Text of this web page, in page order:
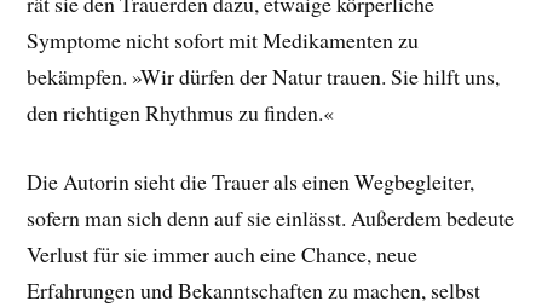
Symptome nicht sofort mit Medikamenten zu
bekämpfen. »Wir dürfen der Natur trauen. Sie hilft uns,
den richtigen Rhythmus zu finden.«
Die Autorin sieht die Trauer als einen Wegbegleiter,
sofern man sich denn auf sie einlässt. Außerdem bedeute
Verlust für sie immer auch eine Chance, neue
Erfahrungen und Bekanntschaften zu machen, selbst